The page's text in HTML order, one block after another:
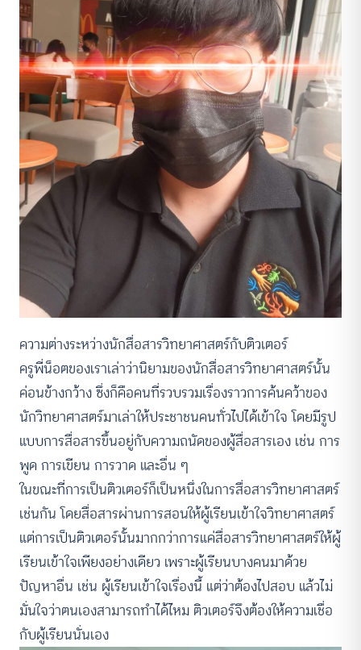
ความต่างระหว่างนักสื่อสารวิทยาศาสตร์กับติวเตอร์
ครูพี่น็อตของเราเล่าว่านิยามของนักสื่อสารวิทยาศาสตร์นั้น
ค่อนข้างกว้าง ซึ่งก็คือคนที่รวบรวมเรื่องราวการค้นคว้าของ
นักวิทยาศาสตร์มาเล่าให้ประชาชนคนทั่วไปได้เข้าใจ โดยมีรูป
แบบการสื่อสารขึ้นอยู่กับความถนัดของผู้สื่อสารเอง เช่น การ
พูด การเขียน การวาด และอื่น ๆ
ในขณะที่การเป็นติวเตอร์ก็เป็นหนึ่งในการสื่อสารวิทยาศาสตร์
เช่นกัน โดยสื่อสารผ่านการสอนให้ผู้เรียนเข้าใจวิทยาศาสตร์
แต่การเป็นติวเตอร์นั้นมากกว่าการแค่สื่อสารวิทยาศาสตร์ให้ผู้
เรียนเข้าใจเพียงอย่างเดียว เพราะผู้เรียนบางคนมาด้วย
ปัญหาอื่น เช่น ผู้เรียนเข้าใจเรื่องนี้ แต่ว่าต้องไปสอบ แล้วไม่
มั่นใจว่าตนเองสามารถทำได้ไหม ติวเตอร์จึงต้องให้ความเชื่อ
กับผู้เรียนนั่นเอง